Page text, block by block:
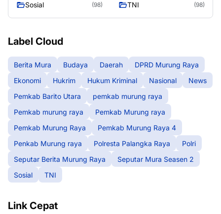
Sosial (98) TNI (98)
Label Cloud
Berita Mura Budaya Daerah
DPRD Murung Raya
Ekonomi
Hukrim Hukum Kriminal Nasional
News
Pemkab Barito Utara
pemkab murung raya
Pemkab murung raya
Pemkab Murung raya
Pemkab Murung Raya
Pemkab Murung Raya 4
Penkab Murung raya
Polresta Palangka Raya
Polri
Seputar Berita Murung Raya
Seputar Mura Seasen 2
Sosial
TNI
Link Cepat